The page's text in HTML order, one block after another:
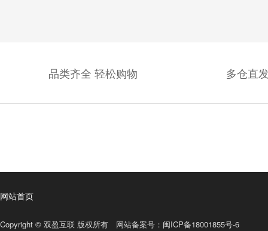
品类齐全 轻松购物 多仓直
网站首页
Copyright © 双盈互联 版权所有 网站备案号： 闽ICP备18001855号-6